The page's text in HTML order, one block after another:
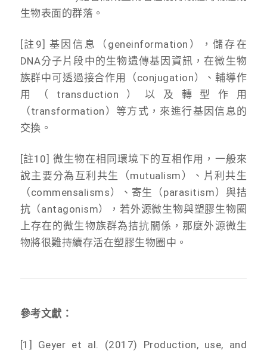
生物表面的群落。
[註9] 基因信息（geneinformation），儲存在
DNA分子片段中的生物遺傳基因資訊，在微生物
族群中可透過接合作用（conjugation）、輔導作
用（transduction）以及轉型作用
（transformation）等方式，來進行基因信息的
交換。
[註10] 微生物在相同環境下的互相作用，一般來
說主要分為互利共生（mutualism）、片利共生
（commensalisms）、寄生（parasitism）與拮
抗（antagonism），若外源微生物與塑膠生物圈
上存在的微生物族群為拮抗關係，那麼外源微生
物將很難持續存活在塑膠生物圈中。
參考文獻：
[1] Geyer et al. (2017) Production, use, and